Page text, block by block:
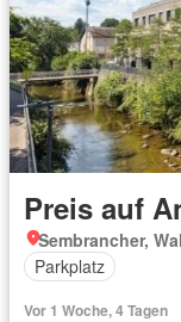
Preis auf
Sembrancher,
Parkplatz
Vor 1 Woche, 4 Tagen